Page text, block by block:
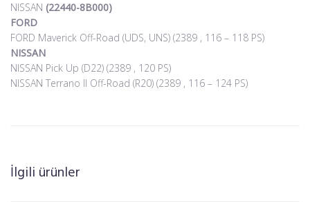
NISSAN (22440-8B000)
FORD
FORD Maverick Off-Road (UDS, UNS) (2389 , 116 – 118 PS)
NISSAN
NISSAN Pick Up (D22) (2389 , 120 PS)
NISSAN Terrano II Off-Road (R20) (2389 , 116 – 124 PS)
İlgili ürünler